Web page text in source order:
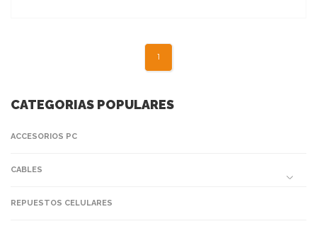
1
CATEGORIAS POPULARES
ACCESORIOS PC
CABLES
REPUESTOS CELULARES